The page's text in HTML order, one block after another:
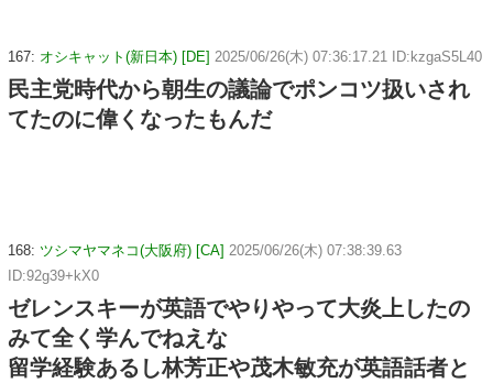
167: オシキャット(新日本) [DE] 2025/06/26(木) 07:36:17.21 ID:kzgaS5L40
民主党時代から朝生の議論でポンコツ扱いされ
てたのに偉くなったもんだ
168: ツシマヤマネコ(大阪府) [CA] 2025/06/26(木) 07:38:39.63
ID:92g39+kX0
ゼレンスキーが英語でやりやって大炎上したの
みて全く学んでねえな
留学経験あるし林芳正や茂木敏充が英語話者と